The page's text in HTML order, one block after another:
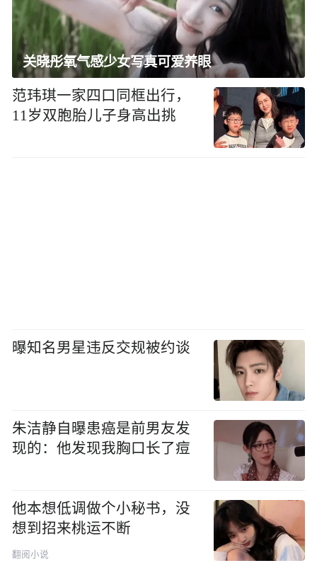
关晓彤氧气感少女写真可爱养眼
范玮琪一家四口同框出行，
11岁双胞胎儿子身高出挑
曝知名男星违反交规被约谈
朱洁静自曝患癌是前男友发
现的：他发现我胸口长了痘
他本想低调做个小秘书，没
想到招来桃运不断
翻阅小说